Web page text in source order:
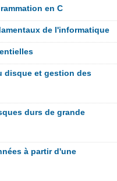
en C
de l'informatique
disque et gestion des
durs de grande
à partir d'une